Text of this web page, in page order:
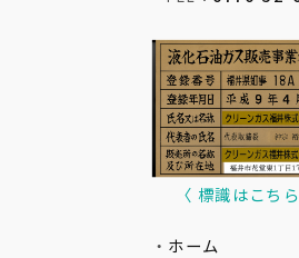
〈 標識はこちら
・ ホーム